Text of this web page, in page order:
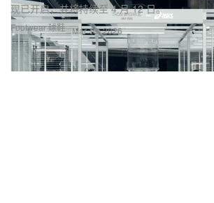
Footwear 球鞋
现已开启，并将持续至 4 月 12 日。
Mar 18, 2026